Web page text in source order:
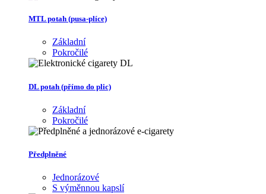
MTL potah (pusa-plíce)
Základní
Pokročilé
DL potah (přímo do plic)
Základní
Pokročilé
Předplněné
Jednorázové
S výměnnou kapslí